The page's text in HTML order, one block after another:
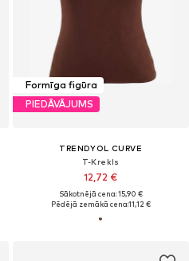
Formīga figūra
PIEDĀVĀJUMS
TRENDYOL CURVE
T-Krekls
12,72 €
Sākotnējā cena: 15,90 €
Pēdējā zemākā cena:11,12 €